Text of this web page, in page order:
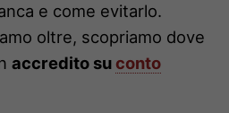
e come evitarlo.
oltre, scopriamo dove
accredito su conto